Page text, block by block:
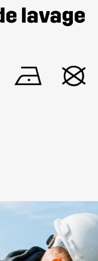
lavage